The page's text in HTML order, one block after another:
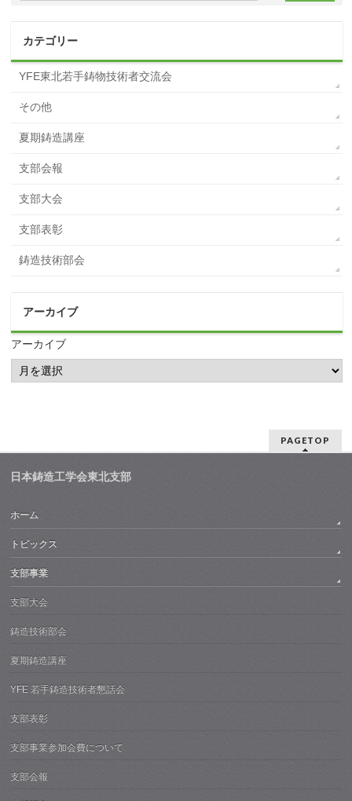
カテゴリー
YFE東北若手鋳物技術者交流会
その他
夏期鋳造講座
支部会報
支部大会
支部表彰
鋳造技術部会
アーカイブ
アーカイブ
PAGETOP
日本鋳造工学会東北支部
ホーム
トピックス
支部事業
支部大会
鋳造技術部会
夏期鋳造講座
YFE 若手鋳造技術者懇話会
支部表彰
支部事業参加会費について
支部会報